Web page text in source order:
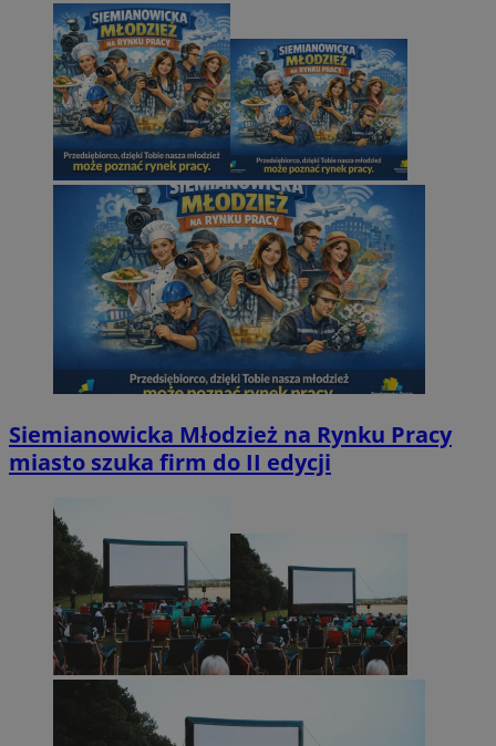
Siemianowicka Młodzież na Rynku Pracy
miasto szuka firm do II edycji